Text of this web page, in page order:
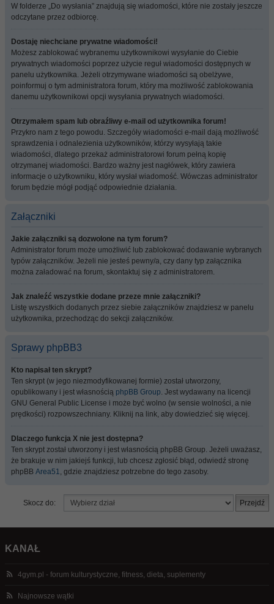
W folderze „Do wysłania” znajdują się wiadomości, które nie zostały jeszcze
odczytane przez odbiorcę.
Dostaję niechciane prywatne wiadomości!
Możesz zablokować wybranemu użytkownikowi wysyłanie do Ciebie
prywatnych wiadomości poprzez użycie reguł wiadomości dostępnych w
panelu użytkownika. Jeżeli otrzymywane wiadomości są obelżywe,
poinformuj o tym administratora forum, który ma możliwość zablokowania
danemu użytkownikowi opcji wysyłania prywatnych wiadomości.
Otrzymałem spam lub obraźliwy e-mail od użytkownika forum!
Przykro nam z tego powodu. Szczegóły wiadomości e-mail dają możliwość
sprawdzenia i odnalezienia użytkowników, którzy wysyłają takie
wiadomości, dlatego przekaż administratorowi forum pełną kopię
otrzymanej wiadomości. Bardzo ważny jest nagłówek, który zawiera
informacje o użytkowniku, który wysłał wiadomość. Wówczas administrator
forum będzie mógł podjąć odpowiednie działania.
Załączniki
Jakie załączniki są dozwolone na tym forum?
Administrator forum może umożliwić lub zablokować dodawanie wybranych
typów załączników. Jeżeli nie jesteś pewny/a, czy dany typ załącznika
można załadować na forum, skontaktuj się z administratorem.
Jak znaleźć wszystkie dodane przeze mnie załączniki?
Listę wszystkich dodanych przez siebie załączników znajdziesz w panelu
użytkownika, przechodząc do sekcji załączników.
Sprawy phpBB3
Kto napisał ten skrypt?
Ten skrypt (w jego niezmodyfikowanej formie) został utworzony,
opublikowany i jest własnością phpBB Group. Jest wydawany na licencji
GNU General Public License i może być wolno (w sensie wolności, a nie
prędkości) rozpowszechniany. Kliknij na link, aby dowiedzieć się więcej.
Dlaczego funkcja X nie jest dostępna?
Ten skrypt został utworzony i jest własnością phpBB Group. Jeżeli uważasz,
że brakuje w nim jakiejś funkcji, lub chcesz zgłosić błąd, odwiedź stronę
phpBB Area51, gdzie znajdziesz potrzebne do tego zasoby.
Skocz do:
KANAŁ
4gym.pl - forum kulturystyczne, fitness, dieta, suplementy
Najnowsze wątki